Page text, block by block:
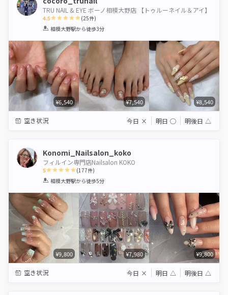
TRU NAIL & EYE ボーノ相模大野店 【トゥルーネイル＆アイ】
4.5
1 2 3 4 5
(25件)
相模大野駅から徒歩3分
¥6,540 ¥7,540 ¥8,540
空き状況 今日 × 明日 ◯ 明後日 △
Konomi_Nailsalon_koko
フィルイン専門店Nailsalon KOKO
5
1 2 3 4 5
(177件)
相模大野駅から徒歩5分
¥9,800 ¥7,980 ¥9,800
空き状況 今日 × 明日 △ 明後日 △